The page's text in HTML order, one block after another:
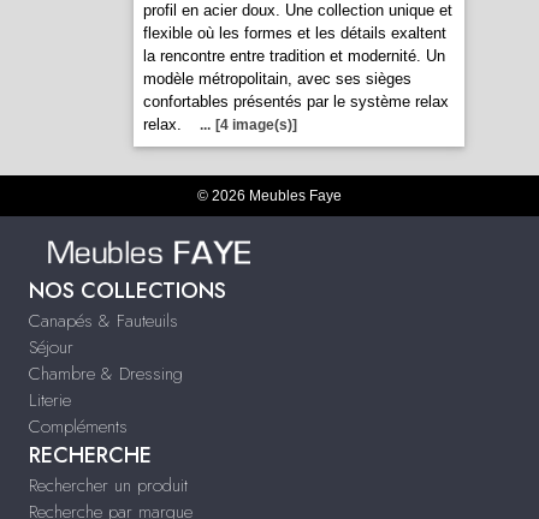
profil en acier doux. Une collection unique et
flexible où les formes et les détails exaltent
la rencontre entre tradition et modernité. Un
modèle métropolitain, avec ses sièges
confortables présentés par le système relax
relax.
... [4 image(s)]
© 2026 Meubles Faye
NOS COLLECTIONS
Canapés & Fauteuils
Séjour
Chambre & Dressing
Literie
Compléments
RECHERCHE
Rechercher un produit
Recherche par marque